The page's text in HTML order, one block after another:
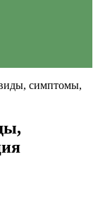
симптомы,